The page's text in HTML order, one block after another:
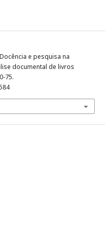
e pesquisa na
documental de livros
75.